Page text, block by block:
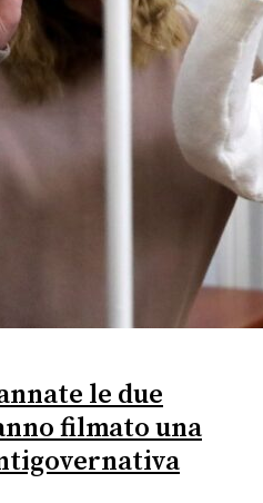
le due
filmato una